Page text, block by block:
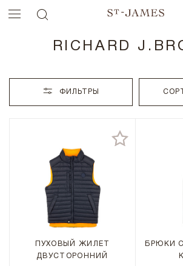
RICHARD
ФИЛЬТРЫ
ПУХОВЫЙ ЖИЛЕТ
ДВУСТОРОННИЙ
БРЮКИ